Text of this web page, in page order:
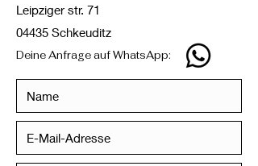
Leipziger str. 71
04435 Schkeuditz
Deine Anfrage auf WhatsApp: